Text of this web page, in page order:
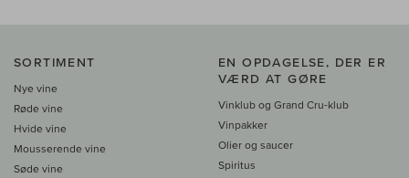
SORTIMENT
Nye vine
Røde vine
Hvide vine
Mousserende vine
Søde vine
EN OPDAGELSE, DER ER
VÆRD AT GØRE
Vinklub og Grand Cru-klub
Vinpakker
Olier og saucer
Spiritus